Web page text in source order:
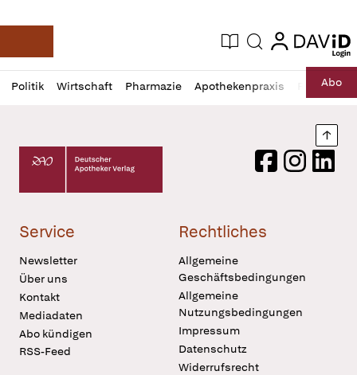
Deutsche Apotheker Zeitung
Aktuelle Ausgabe
Suche login
login
Politik Wirtschaft Pharmazie Apothekenpraxis RechtAbo
Profil
öffnen
Daz
Pur
Deutscher Apotheker Verlag Logo
FacebookInstagram
Service
Newsletter
Über uns
Kontakt
Mediadaten
Abo kündigen
RSS-Feed
Rechtliches
Allgemeine
Geschäftsbedingungen
Allgemeine
Nutzungsbedingungen
Impressum
Datenschutz
Widerrufsrecht